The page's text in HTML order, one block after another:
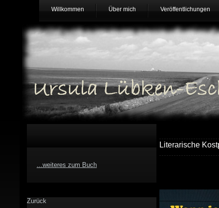
Willkommen Über mich Veröffentlichungen
Literarische
...weiteres zum Buch
Zurück